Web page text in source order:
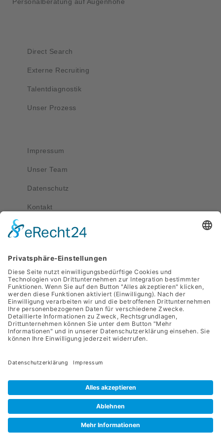
Direct Search
Externe Recruiting
Talentdiagnostik
Unser Prozess
Impressum
Unser Team
Datenschutz
Kontakt
Kontakt
0351 4189 3330
Adresse
Werdauer Str. 1-3
01069 Dresden
Apriva 2026